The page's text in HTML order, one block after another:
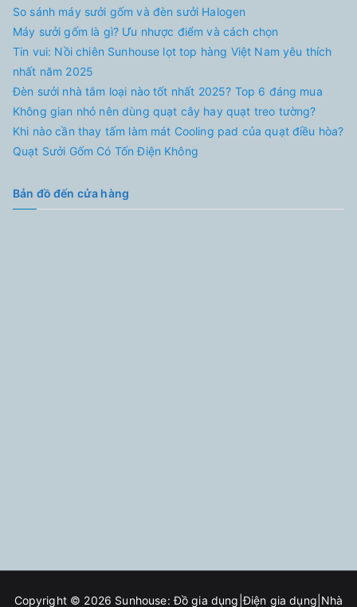
So sánh máy sưởi gốm và đèn sưởi Halogen
Máy sưởi gốm là gì? Ưu nhược điểm và cách chọn
Tin vui: Nồi chiên Sunhouse lọt top hàng Việt Nam yêu thích
nhất năm 2025
Đèn sưởi nhà tắm loại nào tốt nhất 2025? Top 6 đáng mua
Không gian nhỏ nên dùng quạt cây hay quạt treo tường?
Khi nào cần thay tấm làm mát Cooling pad của quạt điều hòa?
Quạt Sưởi Gốm Có Tốn Điện Không
Bản đồ đến cửa hàng
Copyright © 2026 Sunhouse: Đồ gia dụng|Điện gia dụng|Nhà